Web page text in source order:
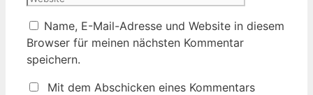
Name, E-Mail-Adresse und Website in diesem
Browser für meinen nächsten Kommentar
speichern.
Mit dem Abschicken eines Kommentars